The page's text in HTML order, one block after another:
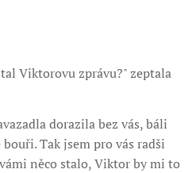
Viktorovu zprávu?" zeptala
dorazila bez vás, báli
Tak jsem pro vás radši
něco stalo, Viktor by mi to